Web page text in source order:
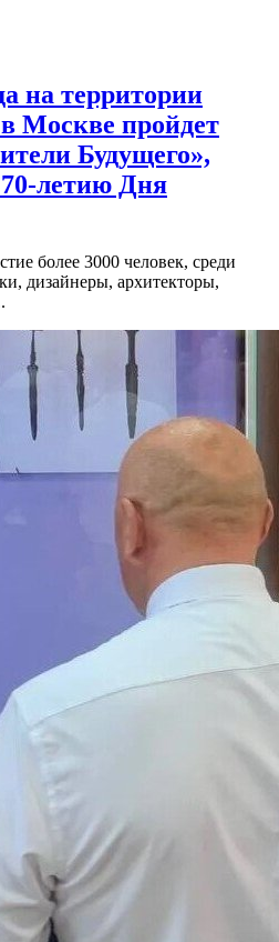
на территории
Москве пройдет
Будущего»,
летию Дня
более 3000 человек, среди
дизайнеры, архитекторы,